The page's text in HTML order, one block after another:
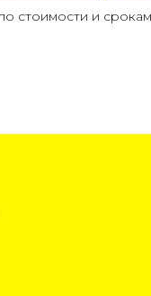
стоимости и